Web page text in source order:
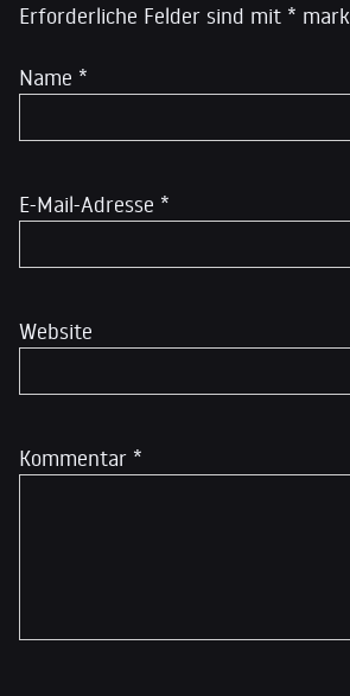
Erforderliche Felder sind mit *
Kommentar *
Name *
E-Mail-Adresse *
Website